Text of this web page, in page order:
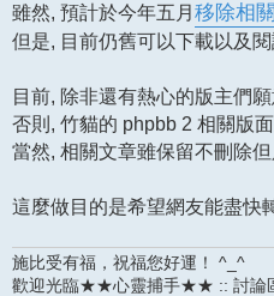
雖然, 預計於今年五月 移除相
但是, 目前仍舊可以下載以及
目前, 除非還有熱心的版主們
否則, 竹貓的 phpbb 2 相關版
當然, 相關文章雖保留不刪除
這麼做目的是希望網友能盡快
施比受有福，祝福您好運！ ^_^
歡迎光臨★★心靈捕手★★ :: 討論